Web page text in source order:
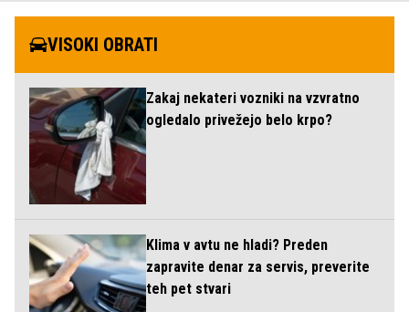
VISOKI OBRATI
Zakaj nekateri vozniki na vzvratno
ogledalo privežejo belo krpo?
Klima v avtu ne hladi? Preden
zapravite denar za servis, preverite
teh pet stvari